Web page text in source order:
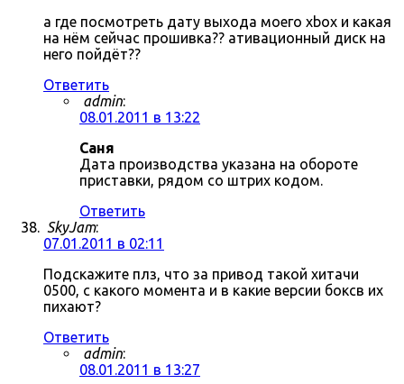
а где посмотреть дату выхода моего xbox и какая
на нём сейчас прошивка?? ативационный диск на
него пойдёт??
Ответить
admin:
08.01.2011 в 13:22
Саня
Дата производства указана на обороте
приставки, рядом со штрих кодом.
Ответить
SkyJam:
07.01.2011 в 02:11
Подскажите плз, что за привод такой хитачи
0500, с какого момента и в какие версии боксв их
пихают?
Ответить
admin:
08.01.2011 в 13:27